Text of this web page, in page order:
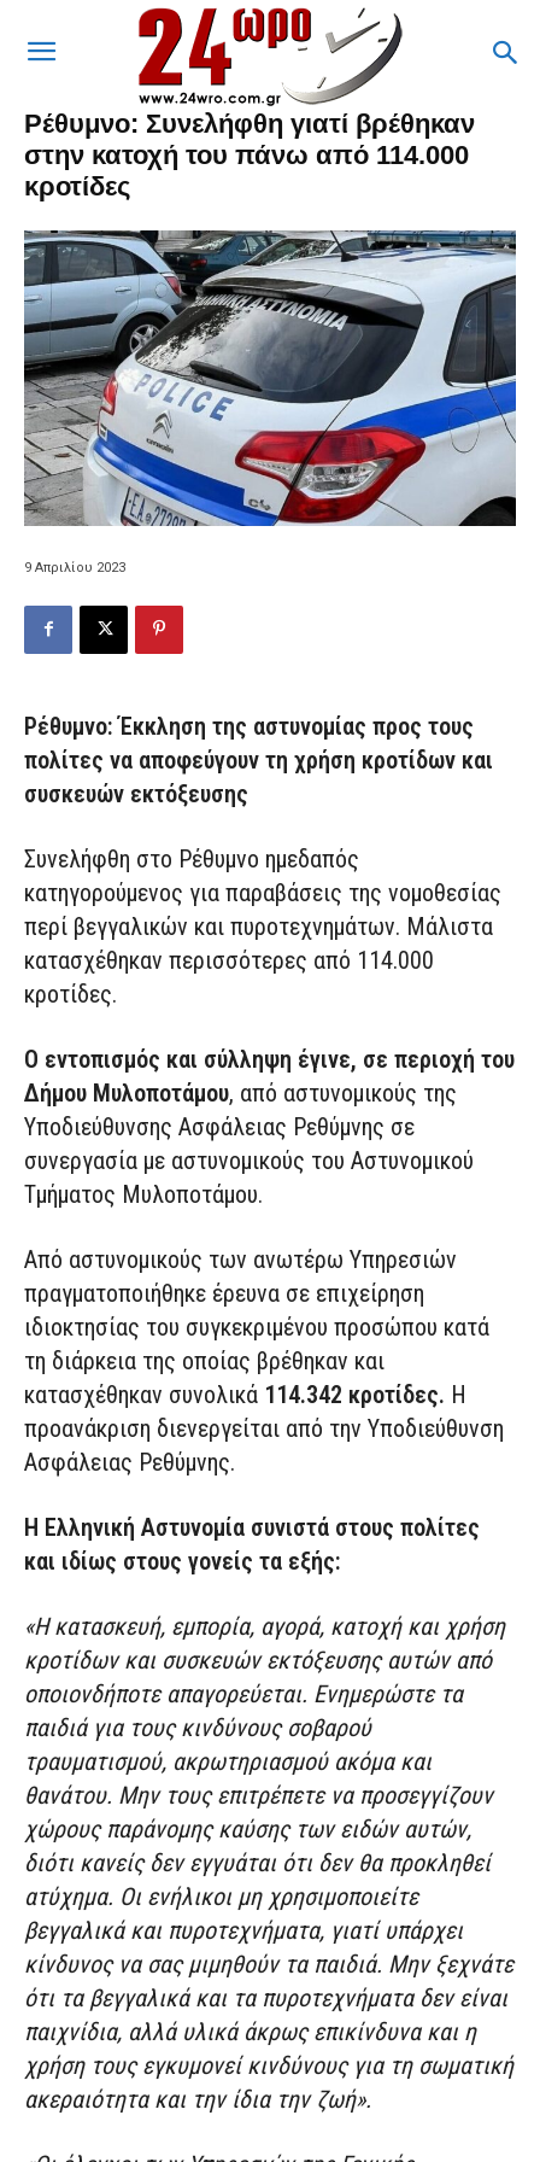
Ρέθυμνο: Συνελήφθη γιατί βρέθηκαν
στην κατοχή του πάνω από 114.000
κροτίδες
9 Απριλίου 2023
Ρέθυμνο: Έκκληση της αστυνομίας προς τους
πολίτες να αποφεύγουν τη χρήση κροτίδων και
συσκευών εκτόξευσης
Συνελήφθη στο Ρέθυμνο ημεδαπός
κατηγορούμενος για παραβάσεις της νομοθεσίας
περί βεγγαλικών και πυροτεχνημάτων. Μάλιστα
κατασχέθηκαν περισσότερες από 114.000
κροτίδες.
Ο εντοπισμός και σύλληψη έγινε, σε περιοχή του
Δήμου Μυλοποτάμου, από αστυνομικούς της
Υποδιεύθυνσης Ασφάλειας Ρεθύμνης σε
συνεργασία με αστυνομικούς του Αστυνομικού
Τμήματος Μυλοποτάμου.
Από αστυνομικούς των ανωτέρω Υπηρεσιών
πραγματοποιήθηκε έρευνα σε επιχείρηση
ιδιοκτησίας του συγκεκριμένου προσώπου κατά
τη διάρκεια της οποίας βρέθηκαν και
κατασχέθηκαν συνολικά 114.342 κροτίδες. Η
προανάκριση διενεργείται από την Υποδιεύθυνση
Ασφάλειας Ρεθύμνης.
Η Ελληνική Αστυνομία συνιστά στους πολίτες
και ιδίως στους γονείς τα εξής:
«Η κατασκευή, εμπορία, αγορά, κατοχή και χρήση
κροτίδων και συσκευών εκτόξευσης αυτών από
οποιονδήποτε απαγορεύεται. Ενημερώστε τα
παιδιά για τους κινδύνους σοβαρού
τραυματισμού, ακρωτηριασμού ακόμα και
θανάτου. Μην τους επιτρέπετε να προσεγγίζουν
χώρους παράνομης καύσης των ειδών αυτών,
διότι κανείς δεν εγγυάται ότι δεν θα προκληθεί
ατύχημα. Οι ενήλικοι μη χρησιμοποιείτε
βεγγαλικά και πυροτεχνήματα, γιατί υπάρχει
κίνδυνος να σας μιμηθούν τα παιδιά. Μην ξεχνάτε
ότι τα βεγγαλικά και τα πυροτεχνήματα δεν είναι
παιχνίδια, αλλά υλικά άκρως επικίνδυνα και η
χρήση τους εγκυμονεί κινδύνους για τη σωματική
ακεραιότητα και την ίδια την ζωή».